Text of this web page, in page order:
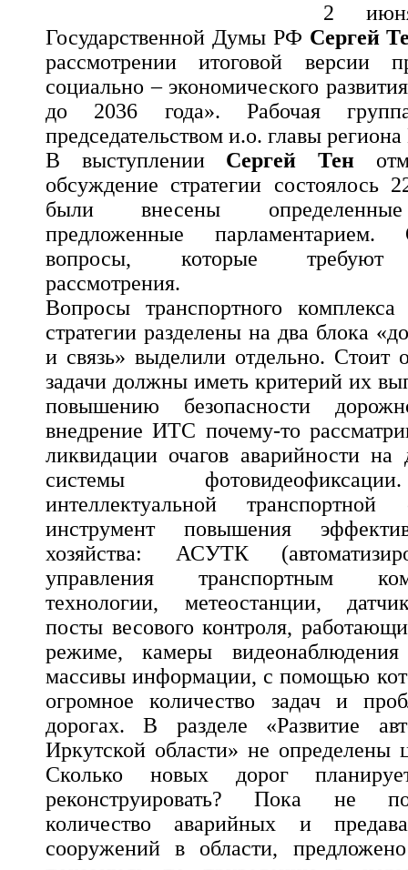
2
Государственной Думы РФ Сергей
рассмотрении итоговой версии
социально – экономического
до 2036 года». Рабочая
председательством и.о. главы
В выступлении Сергей Тен
обсуждение стратегии состоялось
были внесены определенные
предложенные парламентарием.
вопросы, которые требуют
рассмотрения.
Вопросы транспортного
стратегии разделены на два блока
и связь» выделили отдельно. Стоит
задачи должны иметь критерий их
повышению безопасности
внедрение ИТС почему-то
ликвидации очагов аварийности на
системы
интеллектуальной
инструмент повышения
хозяйства: АСУТК
управления транспортным
технологии, метеостанции,
посты весового контроля,
режиме, камеры
массивы информации, с помощью
огромное количество задач и
дорогах. В разделе «Развитие
Иркутской области» не определены
Сколько новых дорог
реконструировать? Пока не
количество аварийных и
сооружений в области,